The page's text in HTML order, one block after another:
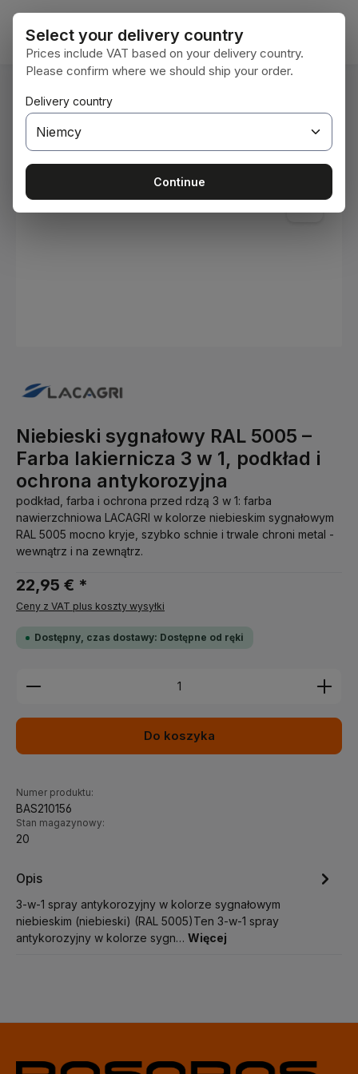
Przejdź do głównej zawartości
Jesteś tutaj: Home
Farby i lakiery
Pomiń galerię zdjęć
Niebieski sygnałowy RAL 5005 –
Farba lakiernicza 3 w 1, podkład i
ochrona antykorozyjna
podkład, farba i ochrona przed rdzą 3 w 1: farba
nawierzchniowa LACAGRI w kolorze niebieskim sygnałowym
RAL 5005 mocno kryje, szybko schnie i trwale chroni metal -
wewnątrz i na zewnątrz.
22,95 € *
Ceny z VAT plus koszty wysyłki
Dostępny, czas dostawy: Dostępne od ręki
Ilość produktu: Wprowadź żądaną ilość lub użyj
Do koszyka
Numer produktu:
BAS210156
Stan magazynowy:
20
Opis
3-w-1 spray antykorozyjny w kolorze sygnałowym
niebieskim (niebieski) (RAL 5005)Ten 3-w-1 spray
antykorozyjny w kolorze sygn… Więcej
Select your delivery country
Prices include VAT based on your delivery country.
Please confirm where we should ship your order.
Delivery country
Continue